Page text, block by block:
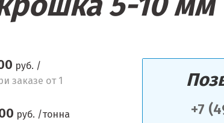
+7
руб. /
заказе от 1
руб. /тонна